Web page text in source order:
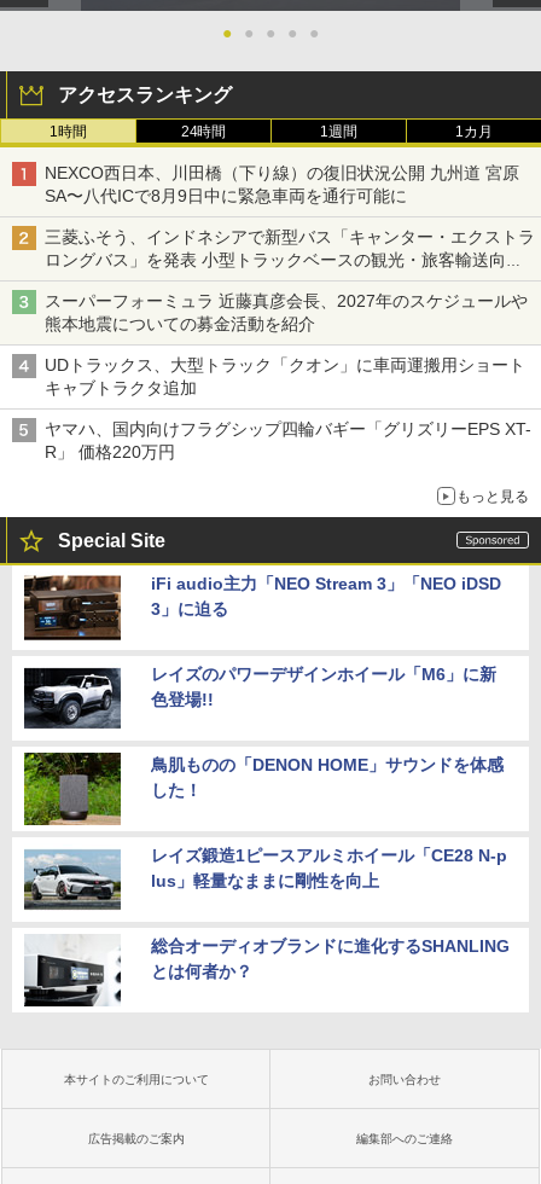
● ● ● ● ●
アクセスランキング
1時間 24時間 1週間 1カ月
NEXCO西日本、川田橋（下り線）の復旧状況公開 九州道 宮原
SA〜八代ICで8月9日中に緊急車両を通行可能に
三菱ふそう、インドネシアで新型バス「キャンター・エクストラ
ロングバス」を発表 小型トラックベースの観光・旅客輸送向け
バス
スーパーフォーミュラ 近藤真彦会長、2027年のスケジュールや
熊本地震についての募金活動を紹介
UDトラックス、大型トラック「クオン」に車両運搬用ショート
キャブトラクタ追加
ヤマハ、国内向けフラグシップ四輪バギー「グリズリーEPS XT-
R」 価格220万円
もっと見る
Special Site
iFi audio主力「NEO Stream 3」「NEO iDSD
3」に迫る
レイズのパワーデザインホイール「M6」に新
色登場!!
鳥肌ものの「DENON HOME」サウンドを体感
した！
レイズ鍛造1ピースアルミホイール「CE28 N-p
lus」軽量なままに剛性を向上
総合オーディオブランドに進化するSHANLING
とは何者か？
本サイトのご利用について お問い合わせ
広告掲載のご案内 編集部へのご連絡